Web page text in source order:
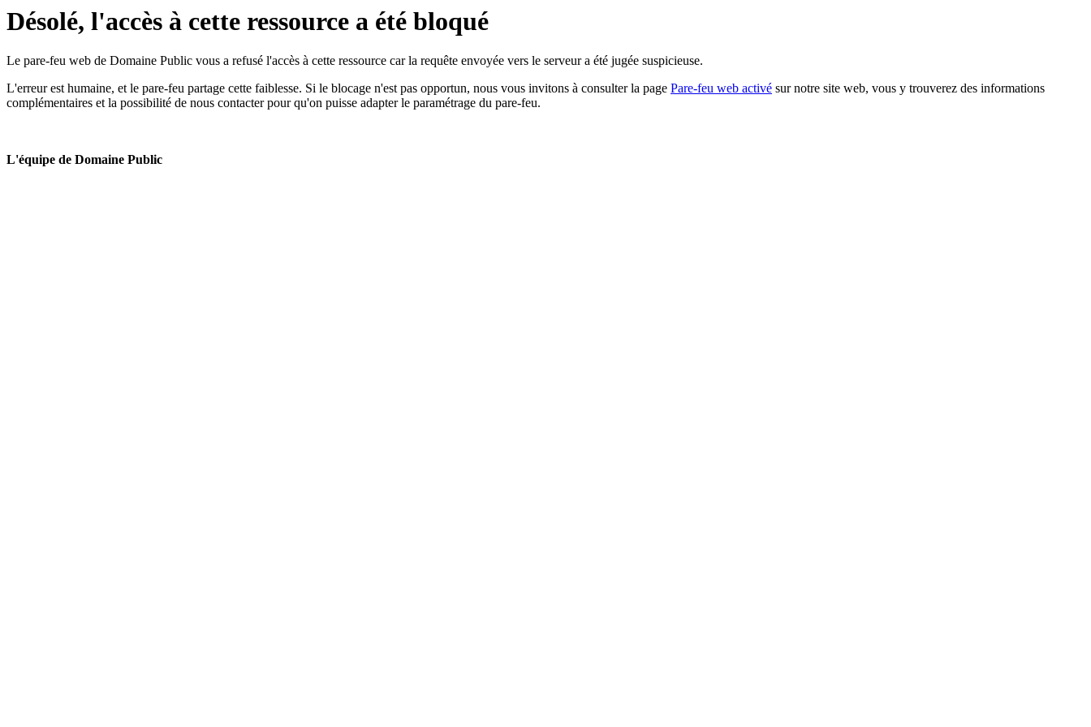
Désolé, l'accès à cette ressource a été bloqué
Le pare-feu web de Domaine Public vous a refusé l'accès à cette ressource car la requête envoyée vers le serveur a été jugée suspicieuse.
L'erreur est humaine, et le pare-feu partage cette faiblesse. Si le blocage n'est pas opportun, nous vous invitons à consulter la page Pare-feu web activé sur notre site web, vous y trouverez des informations
complémentaires et la possibilité de nous contacter pour qu'on puisse adapter le paramétrage du pare-feu.
L'équipe de Domaine Public